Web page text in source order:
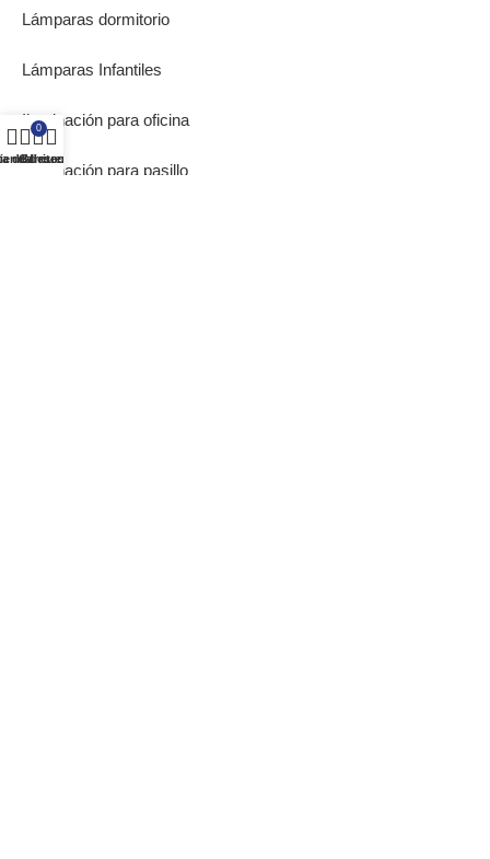
Lámparas dormitorio
Lámparas Infantiles
Iluminación para oficina
Iluminación para pasillo
de deseos
0
Carrito
Mi cuenta